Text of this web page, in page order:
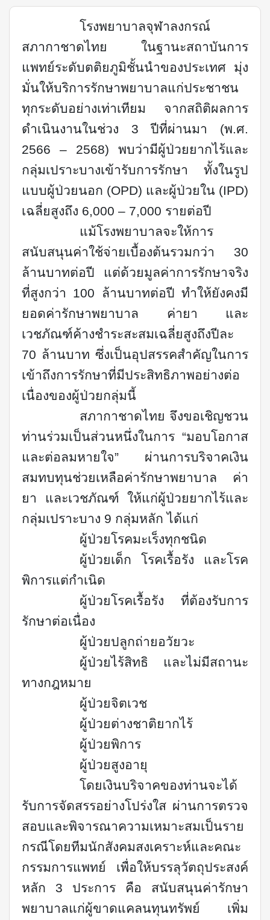
โรงพยาบาลจุฬาลงกรณ์
สภากาชาดไทย ในฐานะสถาบันการ
แพทย์ระดับตติยภูมิชั้นนำของประเทศ มุ่ง
มั่นให้บริการรักษาพยาบาลแก่ประชาชน
ทุกระดับอย่างเท่าเทียม จากสถิติผลการ
ดำเนินงานในช่วง 3 ปีที่ผ่านมา (พ.ศ.
2566 – 2568) พบว่ามีผู้ป่วยยากไร้และ
กลุ่มเปราะบางเข้ารับการรักษา ทั้งในรูป
แบบผู้ป่วยนอก (OPD) และผู้ป่วยใน (IPD)
เฉลี่ยสูงถึง 6,000 – 7,000 รายต่อปี
แม้โรงพยาบาลจะให้การ
สนับสนุนค่าใช้จ่ายเบื้องต้นรวมกว่า 30
ล้านบาทต่อปี แต่ด้วยมูลค่าการรักษาจริง
ที่สูงกว่า 100 ล้านบาทต่อปี ทำให้ยังคงมี
ยอดค่ารักษาพยาบาล ค่ายา และ
เวชภัณฑ์ค้างชำระสะสมเฉลี่ยสูงถึงปีละ
70 ล้านบาท ซึ่งเป็นอุปสรรคสำคัญในการ
เข้าถึงการรักษาที่มีประสิทธิภาพอย่างต่อ
เนื่องของผู้ป่วยกลุ่มนี้
สภากาชาดไทย จึงขอเชิญชวน
ท่านร่วมเป็นส่วนหนึ่งในการ “มอบโอกาส
และต่อลมหายใจ” ผ่านการบริจาคเงิน
สมทบทุนช่วยเหลือค่ารักษาพยาบาล ค่า
ยา และเวชภัณฑ์ ให้แก่ผู้ป่วยยากไร้และ
กลุ่มเปราะบาง 9 กลุ่มหลัก ได้แก่
ผู้ป่วยโรคมะเร็งทุกชนิด
ผู้ป่วยเด็ก โรคเรื้อรัง และโรค
พิการแต่กำเนิด
ผู้ป่วยโรคเรื้อรัง ที่ต้องรับการ
รักษาต่อเนื่อง
ผู้ป่วยปลูกถ่ายอวัยวะ
ผู้ป่วยไร้สิทธิ และไม่มีสถานะ
ทางกฎหมาย
ผู้ป่วยจิตเวช
ผู้ป่วยต่างชาติยากไร้
ผู้ป่วยพิการ
ผู้ป่วยสูงอายุ
โดยเงินบริจาคของท่านจะได้
รับการจัดสรรอย่างโปร่งใส ผ่านการตรวจ
สอบและพิจารณาความเหมาะสมเป็นราย
กรณีโดยทีมนักสังคมสงเคราะห์และคณะ
กรรมการแพทย์ เพื่อให้บรรลุวัตถุประสงค์
หลัก 3 ประการ คือ สนับสนุนค่ารักษา
พยาบาลแก่ผู้ขาดแคลนทุนทรัพย์ เพิ่ม